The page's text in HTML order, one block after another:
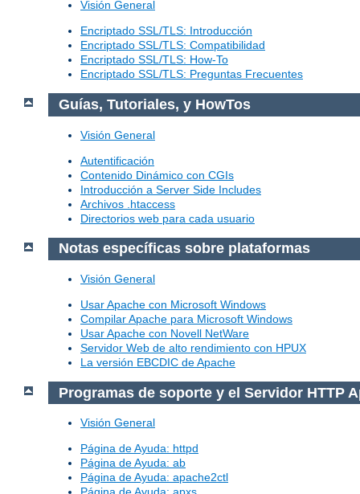
Visión General
Encriptado SSL/TLS: Introducción
Encriptado SSL/TLS: Compatibilidad
Encriptado SSL/TLS: How-To
Encriptado SSL/TLS: Preguntas Frecuentes
Guías, Tutoriales, y HowTos
Visión General
Autentificación
Contenido Dinámico con CGIs
Introducción a Server Side Includes
Archivos .htaccess
Directorios web para cada usuario
Notas específicas sobre plataformas
Visión General
Usar Apache con Microsoft Windows
Compilar Apache para Microsoft Windows
Usar Apache con Novell NetWare
Servidor Web de alto rendimiento con HPUX
La versión EBCDIC de Apache
Programas de soporte y el Servidor HTTP
Visión General
Página de Ayuda: httpd
Página de Ayuda: ab
Página de Ayuda: apache2ctl